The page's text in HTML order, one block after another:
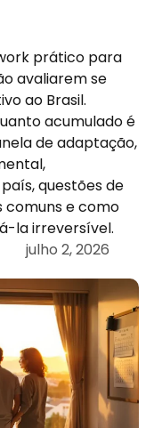
prático para
avaliarem se
ao Brasil.
acumulado é
de adaptação,
questões de
comuns e como
la irreversível.
julho 2, 2026